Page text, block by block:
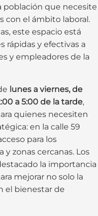
población que necesite
con el ámbito laboral.
este espacio está
rápidas y efectivas a
y empleadores de la
lunes a viernes, de
a 5:00 de la tarde,
quienes necesiten
en la calle 59
para los
zonas cercanas. Los
la importancia
mejorar no solo la
el bienestar de